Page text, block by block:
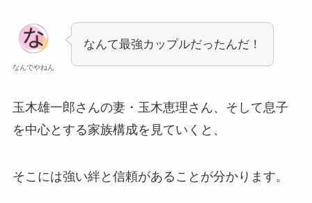
なんでやねん
なんて最強カップルだったんだ！
玉木雄一郎さんの妻・玉木恵理さん、そして息子
を中心とする家族構成を見ていくと、
そこには強い絆と信頼があることが分かります。